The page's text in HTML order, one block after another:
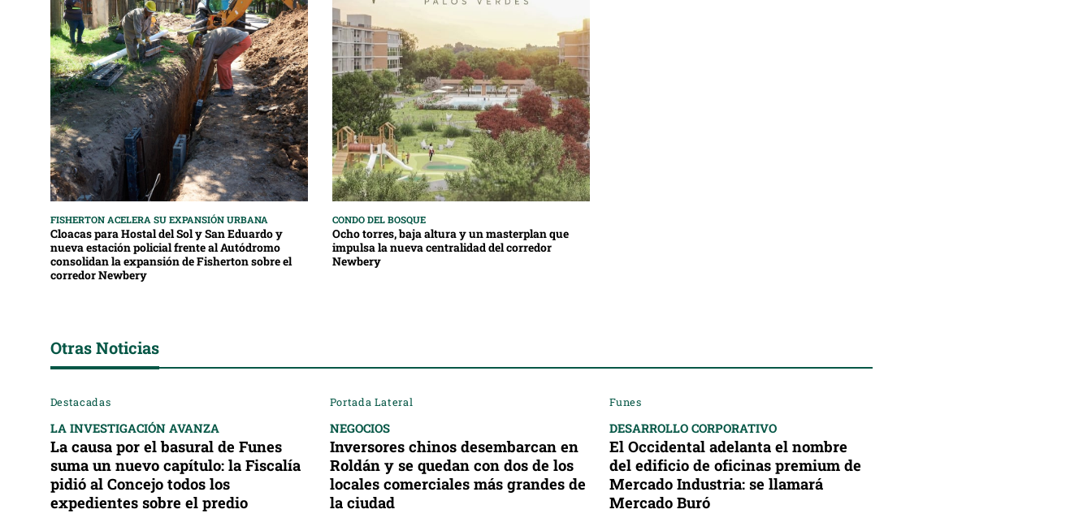
FISHERTON ACELERA SU EXPANSIÓN URBANA
Cloacas para Hostal del Sol y San Eduardo y
nueva estación policial frente al Autódromo
consolidan la expansión de Fisherton sobre el
corredor Newbery
CONDO DEL BOSQUE
Ocho torres, baja altura y un masterplan que
impulsa la nueva centralidad del corredor
Newbery
Otras Noticias
Destacadas
LA INVESTIGACIÓN AVANZA
La causa por el basural de Funes
suma un nuevo capítulo: la Fiscalía
pidió al Concejo todos los
expedientes sobre el predio
Portada Lateral
NEGOCIOS
Inversores chinos desembarcan en
Roldán y se quedan con dos de los
locales comerciales más grandes de
la ciudad
Funes
DESARROLLO CORPORATIVO
El Occidental adelanta el nombre
del edificio de oficinas premium de
Mercado Industria: se llamará
Mercado Buró